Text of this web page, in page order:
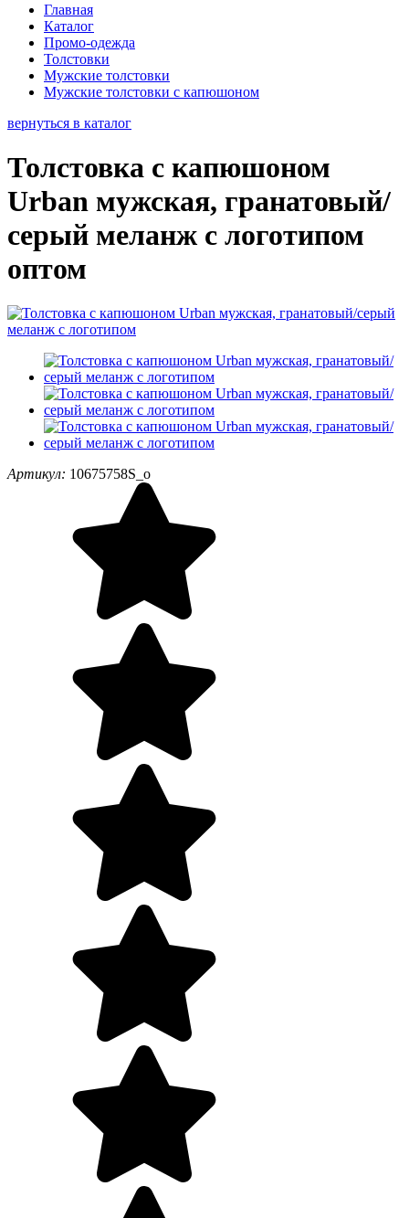
Главная
Каталог
Промо-одежда
Толстовки
Мужские толстовки
Мужские толстовки с капюшоном
вернуться в каталог
Толстовка с капюшоном
Urban мужская, гранатовый/
серый меланж с логотипом
оптом
Артикул: 10675758S_o